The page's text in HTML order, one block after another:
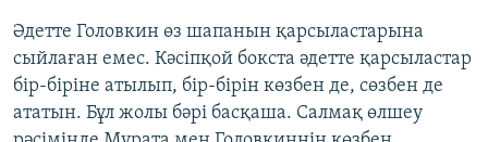
Әдетте Головкин өз шапанын қарсыластарына
сыйлаған емес. Кәсіпқой бокста әдетте қарсыластар
бір-біріне атылып, бір-бірін көзбен де, сөзбен де
ататын. Бұл жолы бәрі басқаша. Салмақ өлшеу